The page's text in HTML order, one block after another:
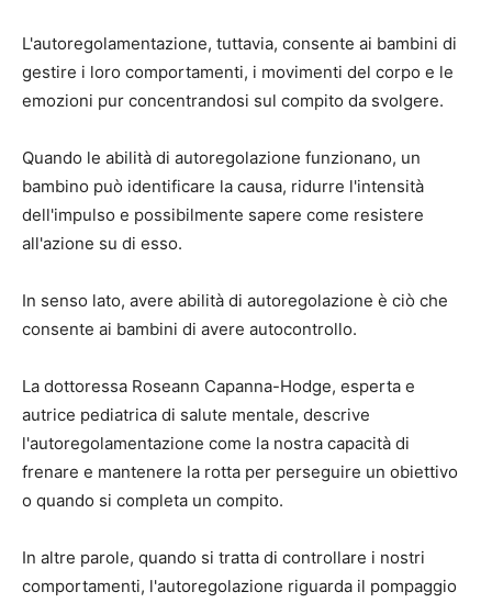
L'autoregolamentazione, tuttavia, consente ai bambini di
gestire i loro comportamenti, i movimenti del corpo e le
emozioni pur concentrandosi sul compito da svolgere.
Quando le abilità di autoregolazione funzionano, un
bambino può identificare la causa, ridurre l'intensità
dell'impulso e possibilmente sapere come resistere
all'azione su di esso.
In senso lato, avere abilità di autoregolazione è ciò che
consente ai bambini di avere autocontrollo.
La dottoressa Roseann Capanna-Hodge, esperta e
autrice pediatrica di salute mentale, descrive
l'autoregolamentazione come la nostra capacità di
frenare e mantenere la rotta per perseguire un obiettivo
o quando si completa un compito.
In altre parole, quando si tratta di controllare i nostri
comportamenti, l'autoregolazione riguarda il pompaggio